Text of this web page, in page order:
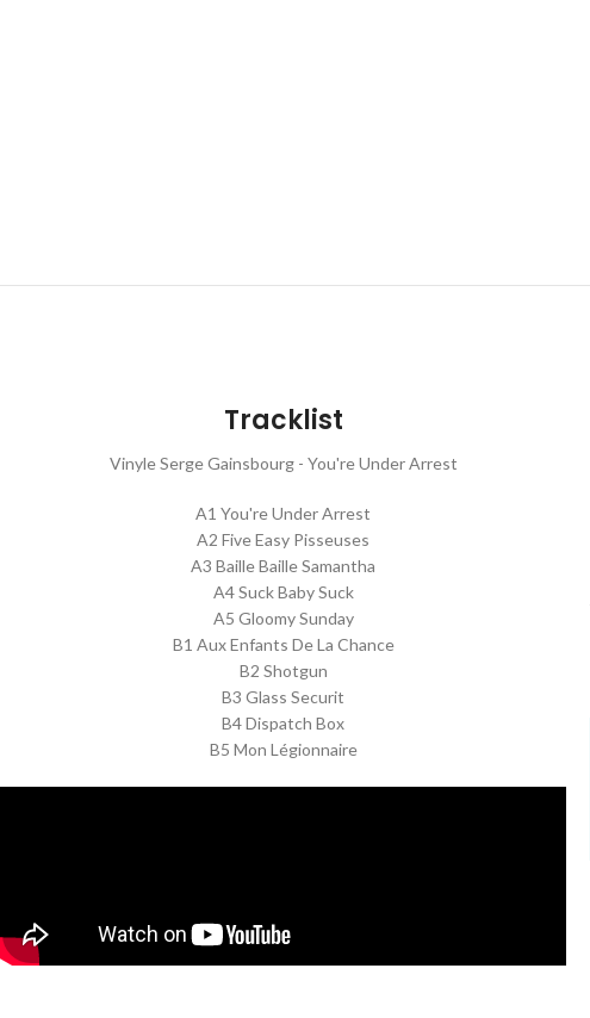
Tracklist
Vinyle Serge Gainsbourg - You're Under Arrest
A1 You're Under Arrest
A2 Five Easy Pisseuses
A3 Baille Baille Samantha
A4 Suck Baby Suck
A5 Gloomy Sunday
B1 Aux Enfants De La Chance
B2 Shotgun
B3 Glass Securit
B4 Dispatch Box
B5 Mon Légionnaire